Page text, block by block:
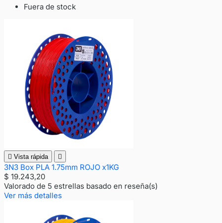
Fuera de stock
 Vista rápida 
3N3 Box PLA 1.75mm ROJO x1KG
$ 19.243,20
Valorado de 5 estrellas basado en reseña(s)
Ver más detalles